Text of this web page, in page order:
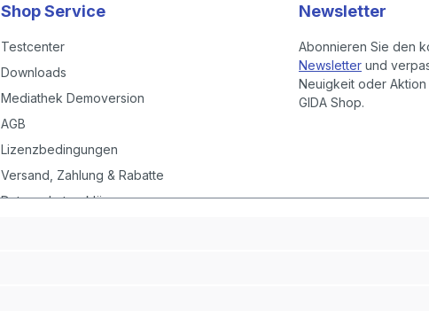
Shop Service
Testcenter
Downloads
Mediathek Demoversion
AGB
Lizenzbedingungen
Versand, Zahlung & Rabatte
Datenschutzerklärung
Newsletter
Abonnieren Sie den
Newsletter und
Neuigkeit oder Aktion
GIDA Shop.